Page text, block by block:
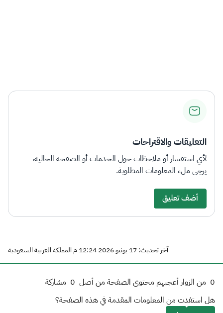
التعليقات والاقتراحات
لأي استفسار أو ملاحظات حول الخدمات أو الصفحة الحالية،
يرجى ملء المعلومات المطلوبة.
أضف تعليق
آخر تحديث: 17 يونيو 2026 12:24 م المملكة العربية السعودية
0 من الزوار أعجبهم محتوى الصفحة من أصل 0 مشاركة
هل استفدت من المعلومات المقدمة في هذه الصفحة؟